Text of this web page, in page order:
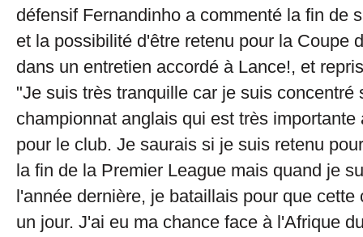
défensif Fernandinho a commenté la fin de
et la possibilité d'être retenu pour la Coupe
dans un entretien accordé à Lance!, et
"Je suis très tranquille car je suis concentré
championnat anglais qui est très importante
pour le club. Je saurais si je suis retenu
la fin de la Premier League mais quand je
l'année dernière, je bataillais pour que cette
un jour. J'ai eu ma chance face à l'Afrique